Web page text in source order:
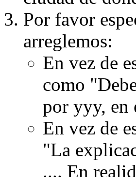
Por favor
arreglemos:
En vez de
como
por yyy, en
En vez de
"La
.... En